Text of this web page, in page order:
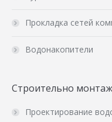
Прокладка сетей
Водонакопители
Строительно
Проектирование